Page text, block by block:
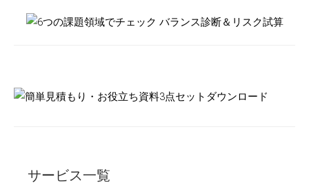
サービス一覧